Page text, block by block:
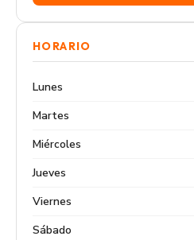
HORARIO
Lunes
Martes
Miércoles
Jueves
Viernes
Sábado